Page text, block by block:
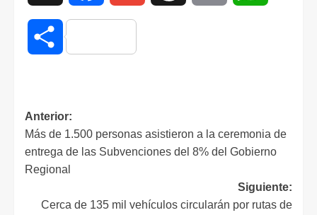
Compartir
Anterior:
Más de 1.500 personas asistieron a la ceremonia de
entrega de las Subvenciones del 8% del Gobierno
Regional
Siguiente:
Cerca de 135 mil vehículos circularán por rutas de